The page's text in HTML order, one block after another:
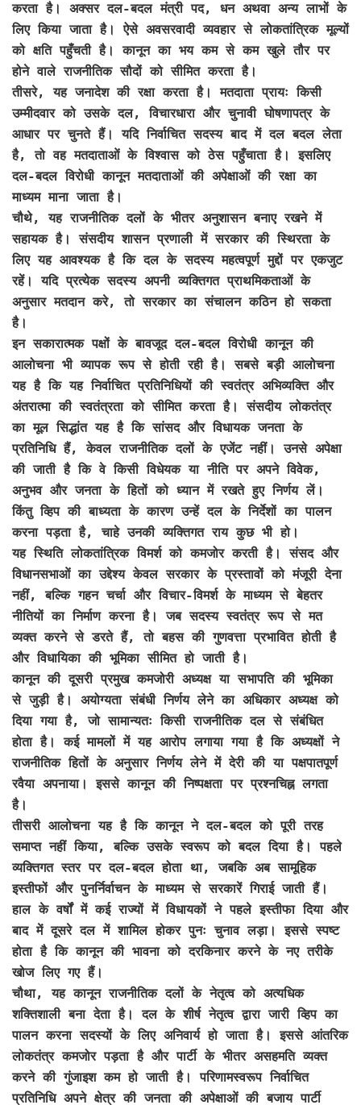
करता है। अक्सर दल-बदल मंत्री पद, धन अथवा अन्य लाभों के
लिए किया जाता है। ऐसे अवसरवादी व्यवहार से लोकतांत्रिक मूल्यों
को क्षति पहुँचती है। कानून का भय कम से कम खुले तौर पर
होने वाले राजनीतिक सौदों को सीमित करता है।
तीसरे, यह जनादेश की रक्षा करता है। मतदाता प्रायः किसी
उम्मीदवार को उसके दल, विचारधारा और चुनावी घोषणापत्र के
आधार पर चुनते हैं। यदि निर्वाचित सदस्य बाद में दल बदल लेता
है, तो वह मतदाताओं के विश्वास को ठेस पहुँचाता है। इसलिए
दल-बदल विरोधी कानून मतदाताओं की अपेक्षाओं की रक्षा का
माध्यम माना जाता है।
चौथे, यह राजनीतिक दलों के भीतर अनुशासन बनाए रखने में
सहायक है। संसदीय शासन प्रणाली में सरकार की स्थिरता के
लिए यह आवश्यक है कि दल के सदस्य महत्वपूर्ण मुद्दों पर एकजुट
रहें। यदि प्रत्येक सदस्य अपनी व्यक्तिगत प्राथमिकताओं के
अनुसार मतदान करे, तो सरकार का संचालन कठिन हो सकता
है।
इन सकारात्मक पक्षों के बावजूद दल-बदल विरोधी कानून की
आलोचना भी व्यापक रूप से होती रही है। सबसे बड़ी आलोचना
यह है कि यह निर्वाचित प्रतिनिधियों की स्वतंत्र अभिव्यक्ति और
अंतरात्मा की स्वतंत्रता को सीमित करता है। संसदीय लोकतंत्र
का मूल सिद्धांत यह है कि सांसद और विधायक जनता के
प्रतिनिधि हैं, केवल राजनीतिक दलों के एजेंट नहीं। उनसे अपेक्षा
की जाती है कि वे किसी विधेयक या नीति पर अपने विवेक,
अनुभव और जनता के हितों को ध्यान में रखते हुए निर्णय लें।
किंतु व्हिप की बाध्यता के कारण उन्हें दल के निर्देशों का पालन
करना पड़ता है, चाहे उनकी व्यक्तिगत राय कुछ भी हो।
यह स्थिति लोकतांत्रिक विमर्श को कमजोर करती है। संसद और
विधानसभाओं का उद्देश्य केवल सरकार के प्रस्तावों को मंजूरी देना
नहीं, बल्कि गहन चर्चा और विचार-विमर्श के माध्यम से बेहतर
नीतियों का निर्माण करना है। जब सदस्य स्वतंत्र रूप से मत
व्यक्त करने से डरते हैं, तो बहस की गुणवत्ता प्रभावित होती है
और विधायिका की भूमिका सीमित हो जाती है।
कानून की दूसरी प्रमुख कमजोरी अध्यक्ष या सभापति की भूमिका
से जुड़ी है। अयोग्यता संबंधी निर्णय लेने का अधिकार अध्यक्ष को
दिया गया है, जो सामान्यतः किसी राजनीतिक दल से संबंधित
होता है। कई मामलों में यह आरोप लगाया गया है कि अध्यक्षों ने
राजनीतिक हितों के अनुसार निर्णय लेने में देरी की या पक्षपातपूर्ण
रवैया अपनाया। इससे कानून की निष्पक्षता पर प्रश्नचिह्न लगता
है।
तीसरी आलोचना यह है कि कानून ने दल-बदल को पूरी तरह
समाप्त नहीं किया, बल्कि उसके स्वरूप को बदल दिया है। पहले
व्यक्तिगत स्तर पर दल-बदल होता था, जबकि अब सामूहिक
इस्तीफों और पुनर्निर्वाचन के माध्यम से सरकारें गिराई जाती हैं।
हाल के वर्षों में कई राज्यों में विधायकों ने पहले इस्तीफा दिया और
बाद में दूसरे दल में शामिल होकर पुनः चुनाव लड़ा। इससे स्पष्ट
होता है कि कानून की भावना को दरकिनार करने के नए तरीके
खोज लिए गए हैं।
चौथा, यह कानून राजनीतिक दलों के नेतृत्व को अत्यधिक
शक्तिशाली बना देता है। दल के शीर्ष नेतृत्व द्वारा जारी व्हिप का
पालन करना सदस्यों के लिए अनिवार्य हो जाता है। इससे आंतरिक
लोकतंत्र कमजोर पड़ता है और पार्टी के भीतर असहमति व्यक्त
करने की गुंजाइश कम हो जाती है। परिणामस्वरूप निर्वाचित
प्रतिनिधि अपने क्षेत्र की जनता की अपेक्षाओं की बजाय पार्टी